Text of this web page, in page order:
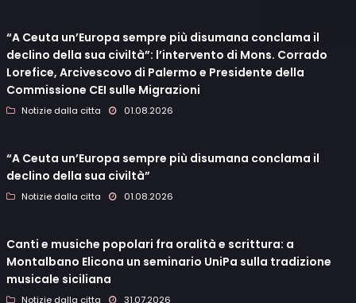
“A Ceuta un’Europa sempre più disumana conclama il
declino della sua civiltà”: l’intervento di Mons. Corrado
Lorefice, Arcivescovo di Palermo e Presidente della
Commissione CEI sulle Migrazioni
Notizie dalla citta 01.08.2026
“A Ceuta un’Europa sempre più disumana conclama il
declino della sua civiltà”
Notizie dalla citta 01.08.2026
Canti e musiche popolari fra oralità e scrittura: a
Montalbano Elicona un seminario UniPa sulla tradizione
musicale siciliana
Notizie dalla citta 31.07.2026